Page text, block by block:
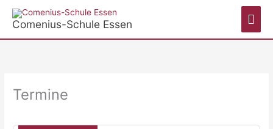
InhaltComenius-Schule Essen
Termine